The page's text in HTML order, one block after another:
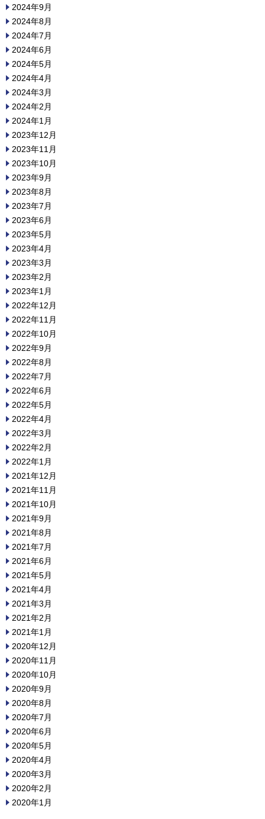
2024年9月
2024年8月
2024年7月
2024年6月
2024年5月
2024年4月
2024年3月
2024年2月
2024年1月
2023年12月
2023年11月
2023年10月
2023年9月
2023年8月
2023年7月
2023年6月
2023年5月
2023年4月
2023年3月
2023年2月
2023年1月
2022年12月
2022年11月
2022年10月
2022年9月
2022年8月
2022年7月
2022年6月
2022年5月
2022年4月
2022年3月
2022年2月
2022年1月
2021年12月
2021年11月
2021年10月
2021年9月
2021年8月
2021年7月
2021年6月
2021年5月
2021年4月
2021年3月
2021年2月
2021年1月
2020年12月
2020年11月
2020年10月
2020年9月
2020年8月
2020年7月
2020年6月
2020年5月
2020年4月
2020年3月
2020年2月
2020年1月